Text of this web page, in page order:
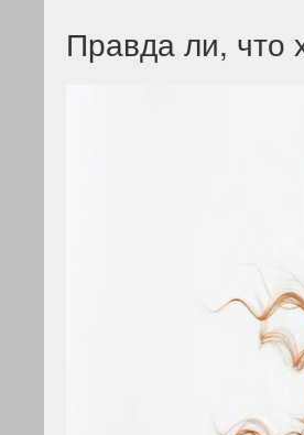
Правда ли, что